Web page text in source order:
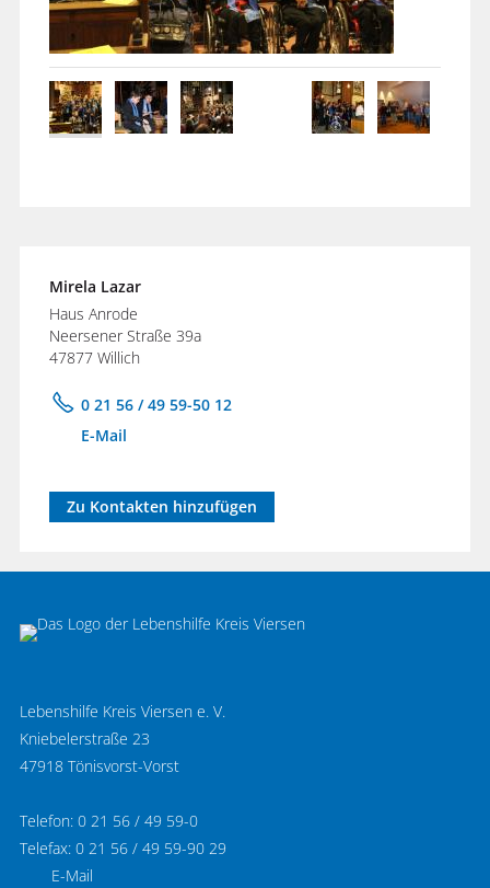
Mirela Lazar
Haus Anrode
Neersener Straße 39a
47877 Willich
0 21 56 / 49 59-50 12
E-Mail
Zu Kontakten hinzufügen
Lebenshilfe Kreis Viersen e. V.
Kniebelerstraße 23
47918 Tönisvorst-Vorst
Telefon: 0 21 56 / 49 59-0
Telefax: 0 21 56 / 49 59-90 29
E-Mail